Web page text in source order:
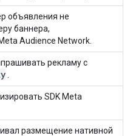
объявления не
баннера,
Audience Network.
рекламу с
SDK Meta
размещение нативной